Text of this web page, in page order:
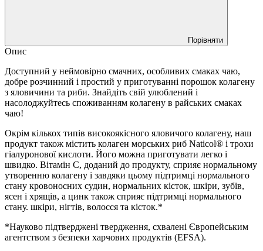
Порівняти
Опис
Доступний у неймовірно смачних, особливих смаках чаю,
добре розчинний і простий у приготуванні порошок колагену
з яловичини та риби. Знайдіть свій улюблений і
насолоджуйтесь споживанням колагену в райських смаках
чаю!
Окрім кількох типів високоякісного яловичого колагену, наш
продукт також містить колаген морських риб Naticol® і трохи
гіалуронової кислоти. Його можна приготувати легко і
швидко. Вітамін С, доданий до продукту, сприяє нормальному
утворенню колагену і завдяки цьому підтримці нормального
стану кровоносних судин, нормальних кісток, шкіри, зубів,
ясен і хрящів, а цинк також сприяє підтримці нормального
стану. шкіри, нігтів, волосся та кісток.*
*Науково підтверджені твердження, схвалені Європейським
агентством з безпеки харчових продуктів (EFSA).